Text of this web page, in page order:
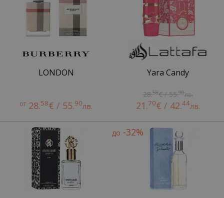
LONDON
от 28.58€ / 55.90лв.
Yara Candy
28.58€ / 55.90лв.
21.70€ / 42.44лв.
до -32%